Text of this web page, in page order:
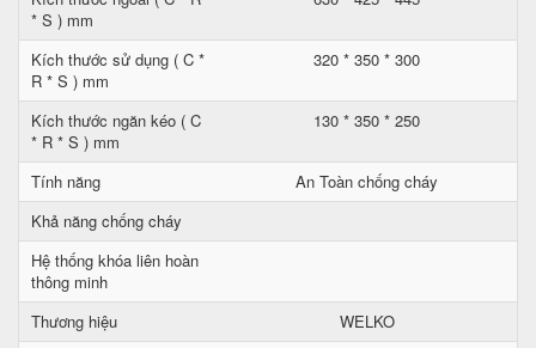
* S ) mm
Kích thước sử dụng ( C *
R * S ) mm
320 * 350 * 300
Kích thước ngăn kéo ( C
* R * S ) mm
130 * 350 * 250
Tính năng
An Toàn chống cháy
Khả năng chống cháy
Hệ thống khóa liên hoàn
thông minh
Thương hiệu
WELKO